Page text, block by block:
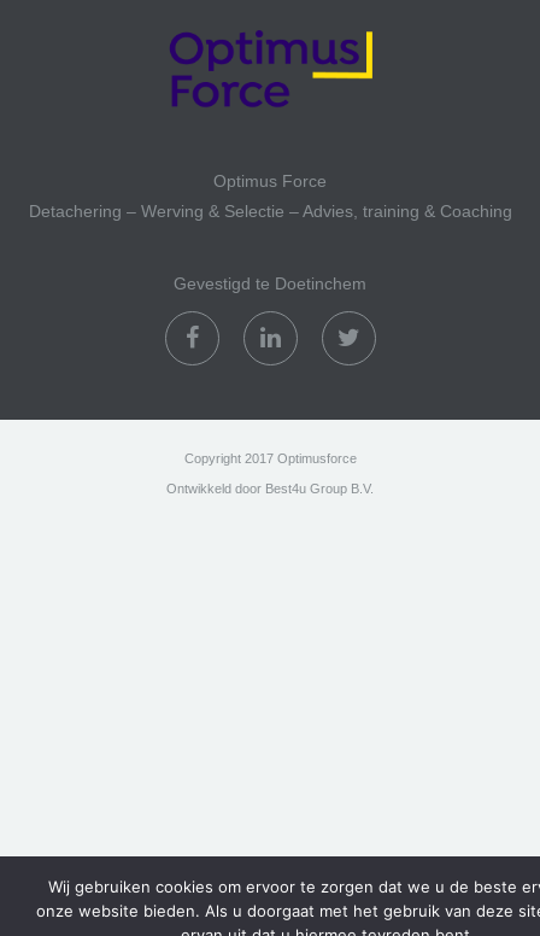
Optimus Force
Detachering – Werving & Selectie – Advies, training & Coaching
Gevestigd te Doetinchem
Copyright 2017 Optimusforce
Ontwikkeld door Best4u Group B.V.
Wij gebruiken cookies om ervoor te zorgen dat we u de beste
onze website bieden. Als u doorgaat met het gebruik van deze